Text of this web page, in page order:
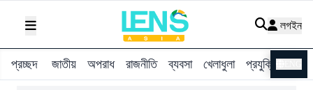
লগইন
প্রচ্ছদ জাতীয় অপরাধ রাজনীতি ব্যবসা খেলাধুলা প্রযুক্তি